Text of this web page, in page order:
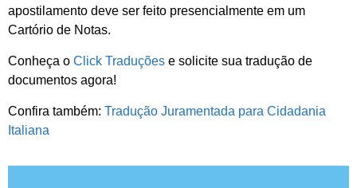
apostilamento deve ser feito presencialmente em um
Cartório de Notas.
Conheça o Click Traduções e solicite sua tradução de
documentos agora!
Confira também: Tradução Juramentada para Cidadania
Italiana